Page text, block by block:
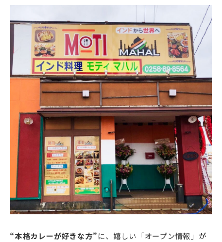
“本格カレーが好きな方”に、嬉しい「オープン情報」が